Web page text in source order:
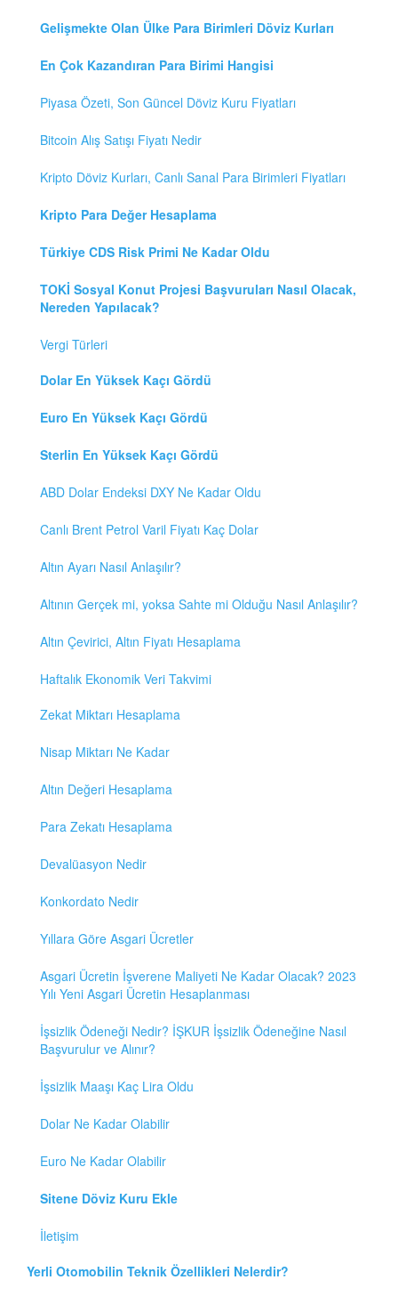
Gelişmekte Olan Ülke Para Birimleri Döviz Kurları
En Çok Kazandıran Para Birimi Hangisi
Piyasa Özeti, Son Güncel Döviz Kuru Fiyatları
Bitcoin Alış Satışı Fiyatı Nedir
Kripto Döviz Kurları, Canlı Sanal Para Birimleri Fiyatları
Kripto Para Değer Hesaplama
Türkiye CDS Risk Primi Ne Kadar Oldu
TOKİ Sosyal Konut Projesi Başvuruları Nasıl Olacak,
Nereden Yapılacak?
Vergi Türleri
Dolar En Yüksek Kaçı Gördü
Euro En Yüksek Kaçı Gördü
Sterlin En Yüksek Kaçı Gördü
ABD Dolar Endeksi DXY Ne Kadar Oldu
Canlı Brent Petrol Varil Fiyatı Kaç Dolar
Altın Ayarı Nasıl Anlaşılır?
Altının Gerçek mi, yoksa Sahte mi Olduğu Nasıl Anlaşılır?
Altın Çevirici, Altın Fiyatı Hesaplama
Haftalık Ekonomik Veri Takvimi
Zekat Miktarı Hesaplama
Nisap Miktarı Ne Kadar
Altın Değeri Hesaplama
Para Zekatı Hesaplama
Devalüasyon Nedir
Konkordato Nedir
Yıllara Göre Asgari Ücretler
Asgari Ücretin İşverene Maliyeti Ne Kadar Olacak? 2023
Yılı Yeni Asgari Ücretin Hesaplanması
İşsizlik Ödeneği Nedir? İŞKUR İşsizlik Ödeneğine Nasıl
Başvurulur ve Alınır?
İşsizlik Maaşı Kaç Lira Oldu
Dolar Ne Kadar Olabilir
Euro Ne Kadar Olabilir
Sitene Döviz Kuru Ekle
İletişim
Yerli Otomobilin Teknik Özellikleri Nelerdir?